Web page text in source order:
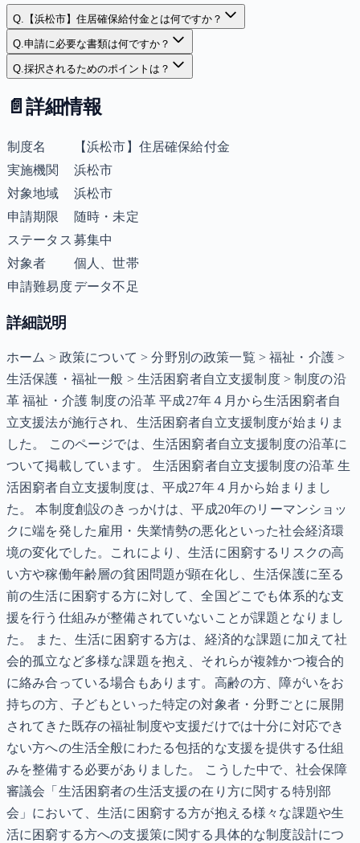
Q. 【浜松市】住居確保給付金とは何ですか？
Q.申請に必要な書類は何ですか？
Q.採択されるためのポイントは？
📄 詳細情報
制度名
【浜松市】住居確保給付金
実施機関
浜松市
対象地域
浜松市
申請期限
随時・未定
ステータス 募集中
対象者
個人、世帯
申請難易度データ不足
詳細説明
ホーム > 政策について > 分野別の政策一覧 > 福祉・介護 >
生活保護・福祉一般 > 生活困窮者自立支援制度 > 制度の沿
革 福祉・介護 制度の沿革 平成27年４月から生活困窮者自
立支援法が施行され、生活困窮者自立支援制度が始まりま
した。 このページでは、生活困窮者自立支援制度の沿革に
ついて掲載しています。 生活困窮者自立支援制度の沿革 生
活困窮者自立支援制度は、平成27年４月から始まりまし
た。 本制度創設のきっかけは、平成20年のリーマンショッ
クに端を発した雇用・失業情勢の悪化といった社会経済環
境の変化でした。これにより、生活に困窮するリスクの高
い方や稼働年齢層の貧困問題が顕在化し、生活保護に至る
前の生活に困窮する方に対して、全国どこでも体系的な支
援を行う仕組みが整備されていないことが課題となりまし
た。 また、生活に困窮する方は、経済的な課題に加えて社
会的孤立など多様な課題を抱え、それらが複雑かつ複合的
に絡み合っている場合もあります。高齢の方、障がいをお
持ちの方、子どもといった特定の対象者・分野ごとに展開
されてきた既存の福祉制度や支援だけでは十分に対応でき
ない方への生活全般にわたる包括的な支援を提供する仕組
みを整備する必要がありました。 こうした中で、社会保障
審議会「生活困窮者の生活支援の在り方に関する特別部
会」において、生活に困窮する方が抱える様々な課題や生
活に困窮する方への支援策に関する具体的な制度設計につ